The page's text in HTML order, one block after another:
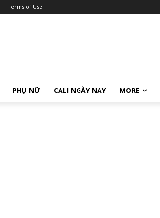
Terms of Use
PHỤ NỮ CALI NGÀY NAY MORE